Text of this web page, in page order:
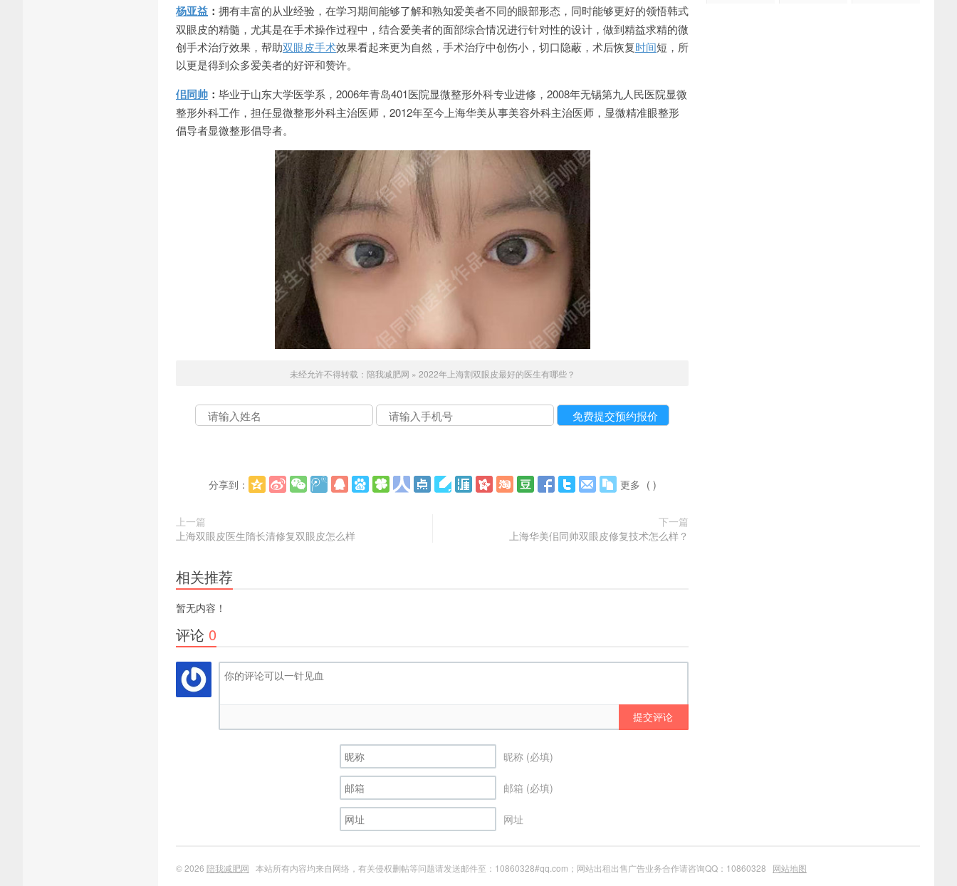
杨亚益 ： 拥有丰富的从业经验，在学习期间能够了解和熟知爱美者不同的眼部形态，同时能够更好的领悟韩式
双眼皮的精髓，尤其是在手术操作过程中，结合爱美者的面部综合情况进行针对性的设计，做到精益求精的微
创手术治疗效果，帮助双眼皮手术效果看起来更为自然，手术治疗中创伤小，切口隐蔽，术后恢复时间短，所
以更是得到众多爱美者的好评和赞许。
佀同帅 ： 毕业于山东大学医学系，2006年青岛401医院显微整形外科专业进修，2008年无锡第九人民医院显微
整形外科工作，担任显微整形外科主治医师，2012年至今上海华美从事美容外科主治医师，显微精准眼整形
倡导者显微整形倡导者。
未经允许不得转载： 陪我减肥网 » 2022年上海割双眼皮最好的医生有哪些？
分享到： 更多 ( )
上一篇
上海双眼皮医生隋长清修复双眼皮怎么样
下一篇
上海华美佀同帅双眼皮修复技术怎么样？
相关推荐
暂无内容！
评论 0
提交评论
昵称 (必填)
邮箱 (必填)
网址
© 2026 陪我减肥网 本站所有内容均来自网络，有关侵权删帖等问题请发送邮件至：10860328#qq.com；网站出租出售广告业务合作请咨询QQ：10860328 网站地图